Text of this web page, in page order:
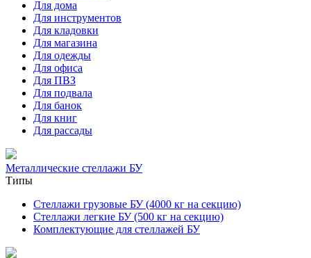
Для дома
Для инструментов
Для кладовки
Для магазина
Для одежды
Для офиса
Для ПВЗ
Для подвала
Для банок
Для книг
Для рассады
Металлические стеллажи БУ
Типы
Стеллажи грузовые БУ (4000 кг на секцию)
Стеллажи легкие БУ (500 кг на секцию)
Комплектующие для стеллажей БУ